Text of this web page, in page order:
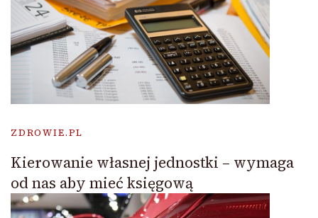
ZDROWIE.PL
Kierowanie własnej jednostki – wymaga
od nas aby mieć księgową